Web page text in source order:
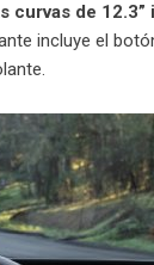
curvas de
incluye el